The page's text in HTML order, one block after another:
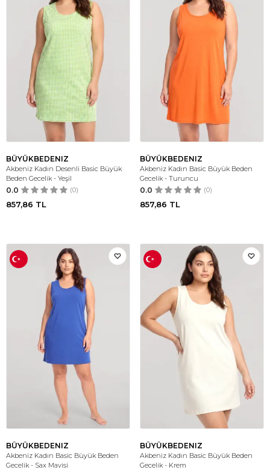
BÜYÜKBEDENIZ
Akbeniz Kadın Desenli Basic Büyük
Beden Gecelik - Yeşil
0.0 (0)
857,86 TL
BÜYÜKBEDENIZ
Akbeniz Kadın Basic Büyük Beden
Gecelik - Turuncu
0.0 (0)
857,86 TL
BÜYÜKBEDENIZ
Akbeniz Kadın Basic Büyük Beden
Gecelik - Sax Mavisi
BÜYÜKBEDENIZ
Akbeniz Kadın Basic Büyük Beden
Gecelik - Krem